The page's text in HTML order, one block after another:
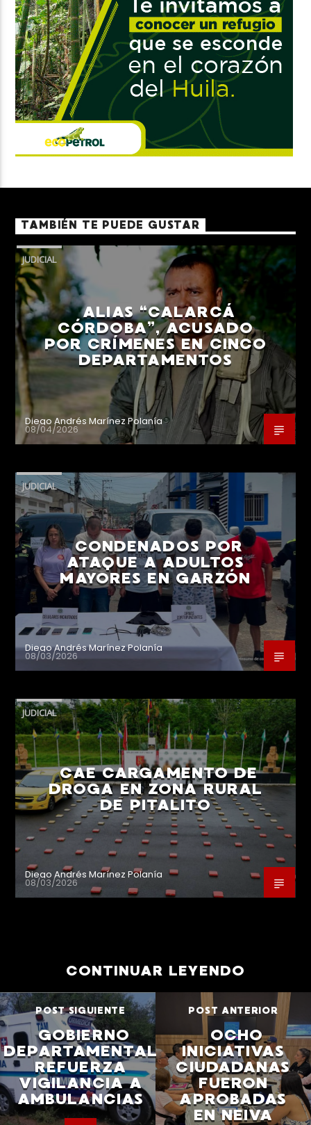
TAMBIÉN TE PUEDE GUSTAR
JUDICIAL
ALIAS “CALARCÁ
CÓRDOBA”, ACUSADO
POR CRÍMENES EN CINCO
DEPARTAMENTOS
Diego Andrés Marínez Polanía
08/04/2026
JUDICIAL
CONDENADOS POR
ATAQUE A ADULTOS
MAYORES EN GARZÓN
Diego Andrés Marínez Polanía
08/03/2026
JUDICIAL
CAE CARGAMENTO DE
DROGA EN ZONA RURAL
DE PITALITO
Diego Andrés Marínez Polanía
08/03/2026
CONTINUAR LEYENDO
POST SIGUIENTE
GOBIERNO
DEPARTAMENTAL
REFUERZA
VIGILANCIA A
AMBULANCIAS
POST ANTERIOR
OCHO
INICIATIVAS
CIUDADANAS
FUERON
APROBADAS
EN NEIVA